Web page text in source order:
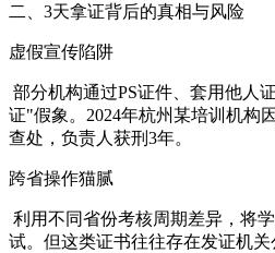
二、3天拿证背后的真相与风险
虚假宣传陷阱
部分机构通过PS证件、套用他人
证"假象。2024年杭州某培训机构
查处，负责人获刑3年。
跨省操作猫腻
利用不同省份考核周期差异，将
试。但这类证书往往存在发证机